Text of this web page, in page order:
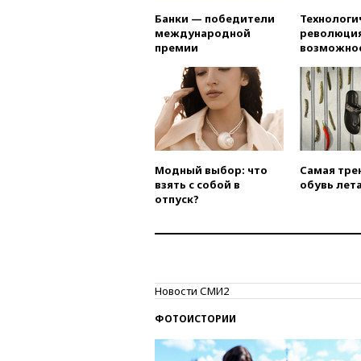
Банки — победители
международной
премии
Модный выбор: что
взять с собой в
отпуск?
Самая
обувь
Новости СМИ2
ФОТОИСТОРИИ